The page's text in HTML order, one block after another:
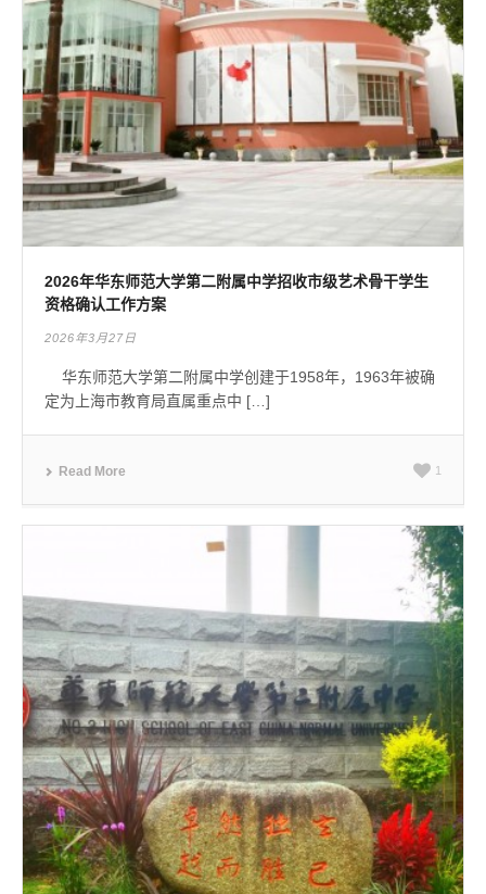
2026年华东师范大学第二附属中学招收市级艺术骨干学生
资格确认工作方案
2026年3月27日
华东师范大学第二附属中学创建于1958年，1963年被确
定为上海市教育局直属重点中 […]
Read More 1